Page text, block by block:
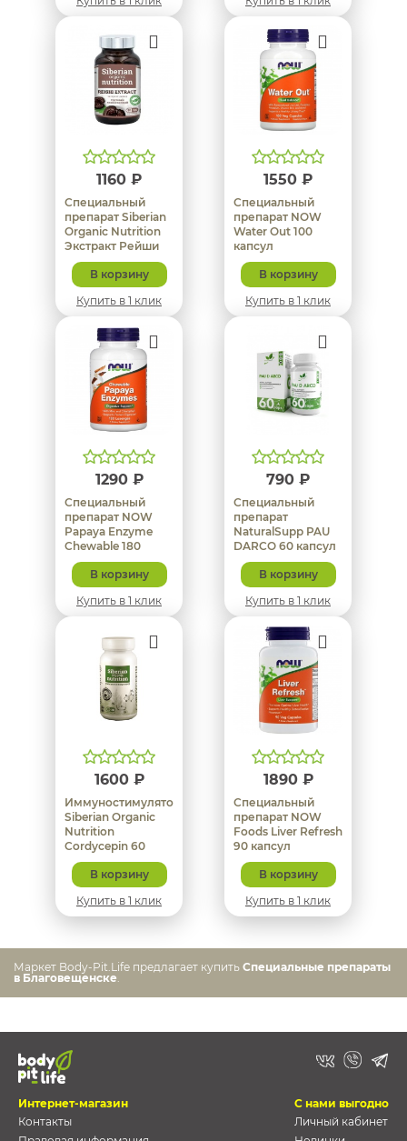
1160 ₽
Специальный
препарат Siberian
Organic Nutrition
Экстракт Рейши
80 капсул
В корзину
Купить в 1 клик
1550 ₽
Специальный
препарат NOW
Water Out 100
капсул
В корзину
Купить в 1 клик
1290 ₽
Специальный
препарат NOW
Papaya Enzyme
Chewable 180
таблеток
В корзину
Купить в 1 клик
790 ₽
Специальный
препарат
NaturalSupp PAU
DARCO 60 капсул
В корзину
Купить в 1 клик
1600 ₽
Иммуностимулятор
Siberian Organic
Nutrition
Cordycepin 60
капсул
В корзину
Купить в 1 клик
1890 ₽
Специальный
препарат NOW
Foods Liver Refresh
90 капсул
В корзину
Купить в 1 клик
Маркет Body-Pit.Life предлагает купить Специальные препараты
в Благовещенске
Интернет-магазин
Контакты
С нами выгодно
Личный кабинет